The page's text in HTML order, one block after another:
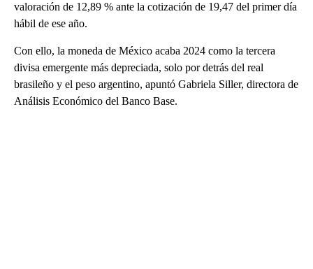
valoración de 12,89 % ante la cotización de 19,47 del primer día
hábil de ese año.
Con ello, la moneda de México acaba 2024 como la tercera
divisa emergente más depreciada, solo por detrás del real
brasileño y el peso argentino, apuntó Gabriela Siller, directora de
Análisis Económico del Banco Base.